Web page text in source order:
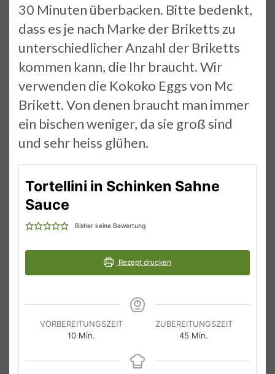
30 Minuten überbacken. Bitte bedenkt,
dass es je nach Marke der Briketts zu
unterschiedlicher Anzahl der Briketts
kommen kann, die Ihr braucht. Wir
verwenden die Kokoko Eggs von Mc
Brikett. Von denen braucht man immer
ein bischen weniger, da sie groß sind
und sehr heiss glühen.
Tortellini in Schinken Sahne
Sauce
Bisher keine Bewertung
Rezept drucken
VORBEREITUNGSZEIT
10Minuten
Min.
ZUBEREITUNGSZEIT
45 Minuten
Min.